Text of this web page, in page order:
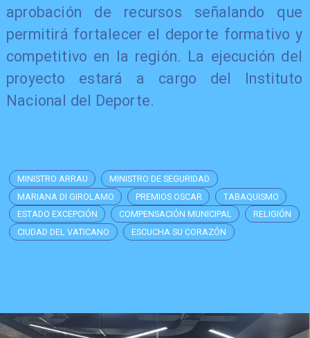
aprobación de recursos señalando que
permitirá fortalecer el deporte formativo y
competitivo en la región. La ejecución del
proyecto estará a cargo del Instituto
Nacional del Deporte.
MINISTRO ARRAU
MINISTRO DE SEGURIDAD
MARIANA DI GIROLAMO
PREMIOS OSCAR
TABAQUISMO
ESTADO EXCEPCIÓN
COMPENSACIÓN MUNICIPAL
RELIGIÓN
CIUDAD DEL VATICANO
ESCUCHA SU CORAZÓN